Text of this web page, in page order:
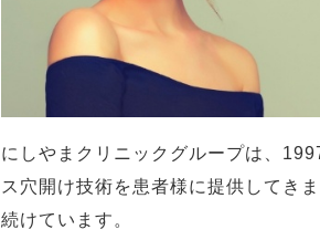
にしやまクリニックグループは、
ス穴開け技術を患者様に提供してき
続けています。